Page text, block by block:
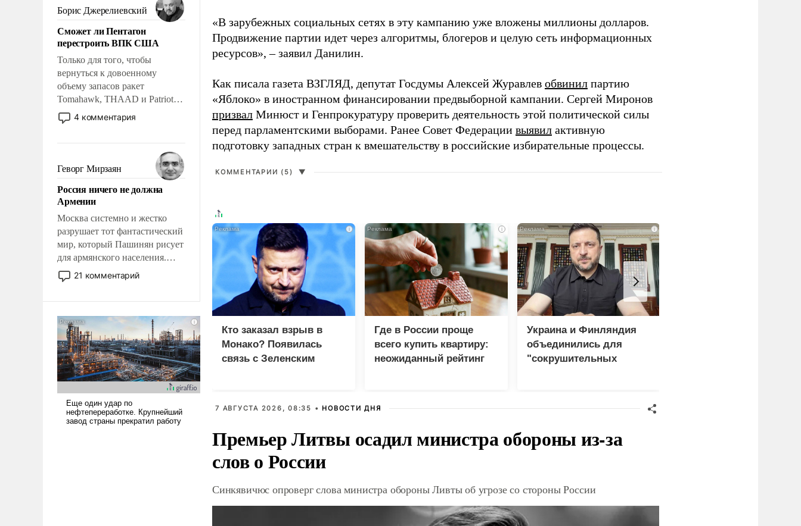
ударами судьбы, брать на себя
ответственность, помогать
слабым, идти вперед и
адаптироваться.
Борис Джерелиевский
Сможет ли Пентагон
перестроить ВПК США
Только для того, чтобы
вернуться к довоенному
объему запасов ракет
Tomahawk, THAAD и Patriot
США потребуется более трех
лет. Даже небольшая война с
Сложившаяся ситуация
означает многолетний период
уязвимости США, например,
перед Китаем.
4 комментария
Геворг Мирзаян
Россия ничего не должна
Армении
Москва системно и жестко
разрушает тот фантастический
мир, который Пашинян рисует
для армянского населения.
Мир, где политические
прожекты будут безусловно
налогоплательщиков и где
Еревану за свои поступки не
нужно отвечать.
21 комментарий
«В зарубежных социальных сетях в эту кампанию уже вложены миллионы долларов.
Продвижение партии идет через алгоритмы, блогеров и целую сеть информационных
ресурсов», – заявил Данилин.
Как писала газета ВЗГЛЯД, депутат Госдумы Алексей Журавлев обвинил партию
«Яблоко» в иностранном финансировании предвыборной кампании. Сергей Миронов
призвал Минюст и Генпрокуратуру проверить деятельность этой политической силы
перед парламентскими выборами. Ранее Совет Федерации выявил активную
подготовку западных стран к вмешательству в российские избирательные процессы.
КОММЕНТАРИИ (5) ▼
i
Кто заказал взрыв в
Монако? Появилась
связь с Зеленским
i
Где в России проще
всего купить квартиру:
неожиданный рейтинг
i
Украина и Финляндия
объединились для
"сокрушительных
7 АВГУСТА 2026, 08:35 • НОВОСТИ ДНЯ
Премьер Литвы осадил министра обороны из-за
слов о России
Синкявичюс опроверг слова министра обороны Ливты об угрозе со стороны России